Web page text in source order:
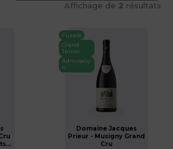
Affichage de 2 résultats
Fuselé
Grand
Terroir
Admiratio
n
Domaine Jacques
Prieur - Musigny Grand
Cru